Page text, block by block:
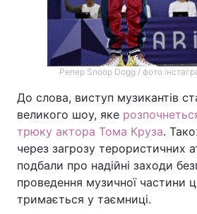
Репер Snoop Dogg / фото
До слова, виступ музикантів
великого шоу, яке
трюку актора Тома Круза.
через загрозу терористичних
подбали про надійні заходи
проведення музичної частини
тримається у таємниці.